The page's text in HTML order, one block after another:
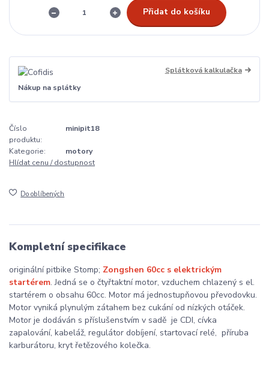
Přidat do košíku
Splátková kalkulačka
Nákup na splátky
Číslo
produktu:
minipit18
Kategorie:
motory
Hlídat cenu / dostupnost
Do oblíbených
Kompletní specifikace
originální pitbike Stomp; Zongshen 60cc s elektrickým
startérem. Jedná se o čtyřtaktní motor, vzduchem chlazený s el.
startérem o obsahu 60cc. Motor má jednostupňovou převodovku.
Motor vyniká plynulým zátahem bez cukání od nízkých otáček.
Motor je dodáván s příslušenstvím v sadě je CDI, cívka
zapalování, kabeláž, regulátor dobíjení, startovací relé, příruba
karburátoru, kryt řetězového kolečka.